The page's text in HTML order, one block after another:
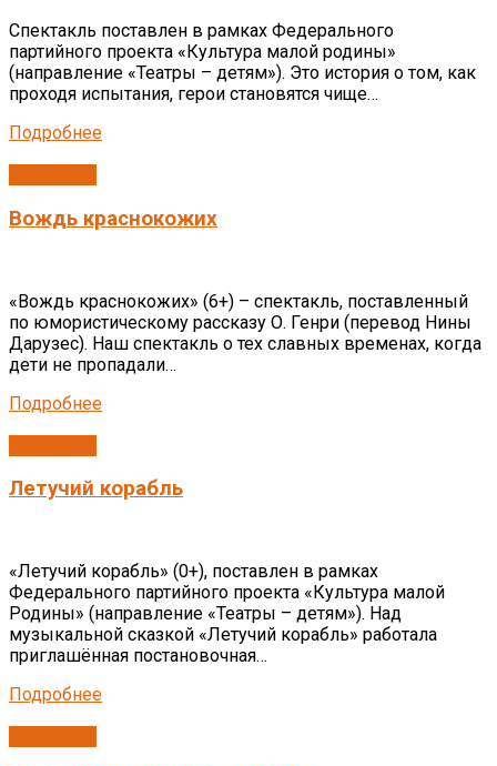
Спектакль поставлен в рамках Федерального
партийного проекта «Культура малой родины»
(направление «Театры – детям»). Это история о том, как
проходя испытания, герои становятся чище…
Подробнее
Вождь краснокожих
«Вождь краснокожих» (6+) – спектакль, поставленный
по юмористическому рассказу О. Генри (перевод Нины
Дарузес). Наш спектакль о тех славных временах, когда
дети не пропадали…
Подробнее
Летучий корабль
«Летучий корабль» (0+), поставлен в рамках
Федерального партийного проекта «Культура малой
Родины» (направление «Театры – детям»). Над
музыкальной сказкой «Летучий корабль» работала
приглашённая постановочная…
Подробнее